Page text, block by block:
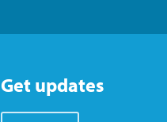
Get updates